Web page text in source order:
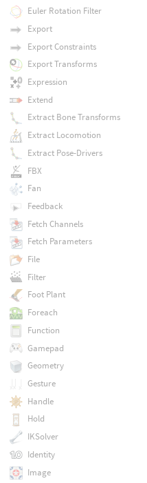
Euler Rotation Filter
Export
Export Constraints
Export Transforms
Expression
Extend
Extract Bone Transforms
Extract Locomotion
Extract Pose-Drivers
FBX
Fan
Feedback
Fetch Channels
Fetch Parameters
File
Filter
Foot Plant
Foreach
Function
Gamepad
Geometry
Gesture
Handle
Hold
IKSolver
Identity
Image